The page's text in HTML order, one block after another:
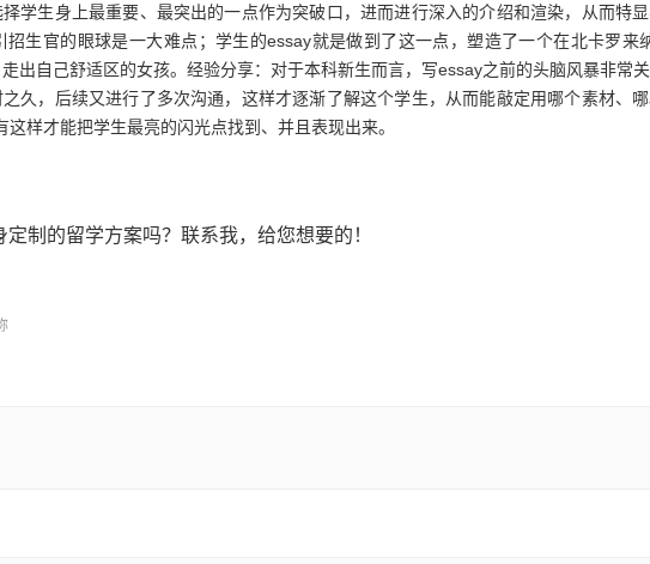
学生身上最重要、最突出的一点作为突破口，进而进行深入的介绍和渲染，从而特
生官的眼球是一大难点；学生的essay就是做到了这一点，塑造了一个在北卡罗来
出自己舒适区的女孩。 经验分享：对于本科新生而言，写essay之前的头脑风暴非常
久，后续又进行了多次沟通，这样才逐渐了解这个学生，从而能敲定用哪个素材、
样才能把学生最亮的闪光点找到、并且表现出来。
制的留学方案吗？联系我，给您想要的！